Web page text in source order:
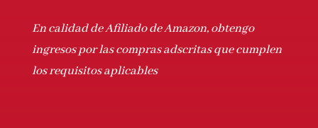
En calidad de Afiliado de Amazon, obtengo
ingresos por las compras adscritas que cumplen
los requisitos aplicables